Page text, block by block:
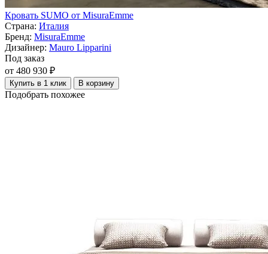
Кровать SUMO от MisuraEmme
Страна: Италия
Бренд: MisuraEmme
Дизайнер: Mauro Lipparini
Под заказ
от 480 930 ₽
Купить в 1 клик В корзину
Подобрать похожее